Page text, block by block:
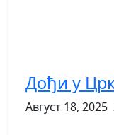
Дођи у
Август 18, 2025